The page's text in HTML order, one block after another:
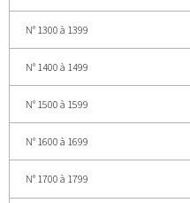
N° 1300 à 1399
N° 1400 à 1499
N° 1500 à 1599
N° 1600 à 1699
N° 1700 à 1799